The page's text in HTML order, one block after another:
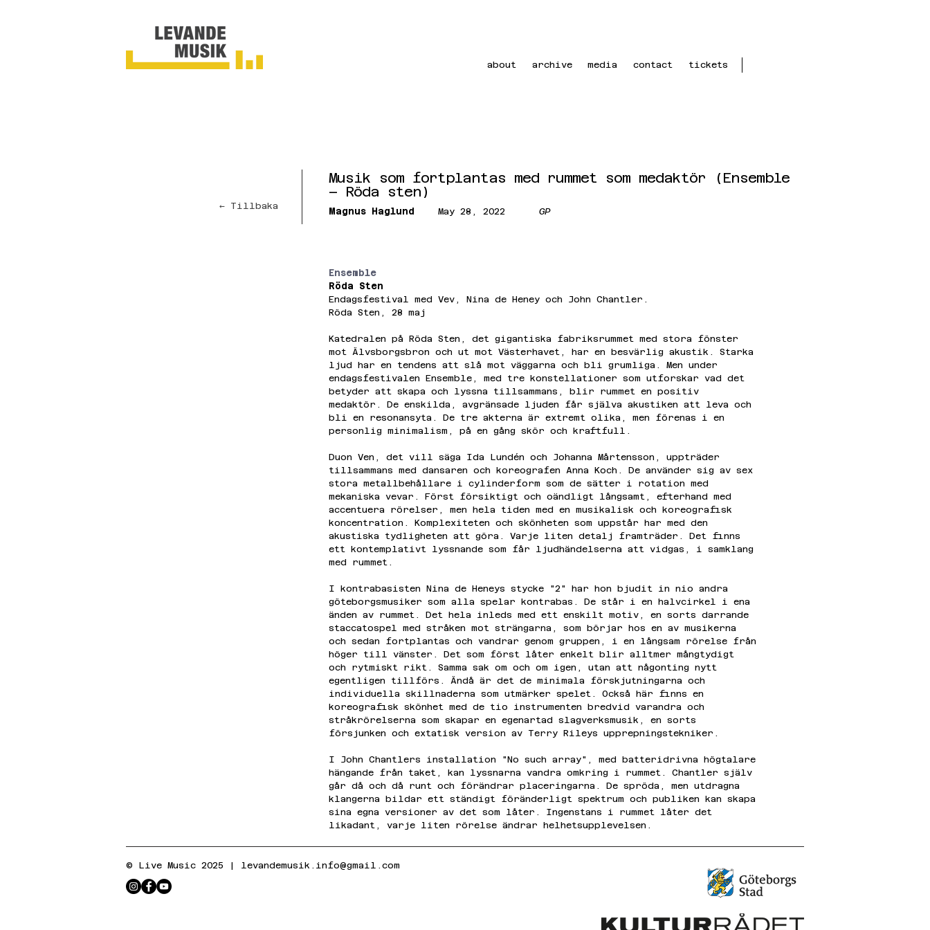
about archive media contact tickets
← Tillbaka
Musik som fortplantas med rummet som medaktör (Ensemble
– Röda sten)
Magnus Haglund May 28, 2022 GP
Ensemble
Röda Sten
Endagsfestival med Vev, Nina de Heney och John Chantler.
Röda Sten, 28 maj
Katedralen på Röda Sten, det gigantiska fabriksrummet med stora fönster
mot Älvsborgsbron och ut mot Västerhavet, har en besvärlig akustik. Starka
ljud har en tendens att slå mot väggarna och bli grumliga. Men under
endagsfestivalen Ensemble, med tre konstellationer som utforskar vad det
betyder att skapa och lyssna tillsammans, blir rummet en positiv
medaktör. De enskilda, avgränsade ljuden får själva akustiken att leva och
bli en resonansyta. De tre akterna är extremt olika, men förenas i en
personlig minimalism, på en gång skör och kraftfull.
Duon Ven, det vill säga Ida Lundén och Johanna Mårtensson, uppträder
tillsammans med dansaren och koreografen Anna Koch. De använder sig av sex
stora metallbehållare i cylinderform som de sätter i rotation med
mekaniska vevar. Först försiktigt och oändligt långsamt, efterhand med
accentuera rörelser, men hela tiden med en musikalisk och koreografisk
koncentration. Komplexiteten och skönheten som uppstår har med den
akustiska tydligheten att göra. Varje liten detalj framträder. Det finns
ett kontemplativt lyssnande som får ljudhändelserna att vidgas, i samklang
med rummet.
I kontrabasisten Nina de Heneys stycke "2" har hon bjudit in nio andra
göteborgsmusiker som alla spelar kontrabas. De står i en halvcirkel i ena
änden av rummet. Det hela inleds med ett enskilt motiv, en sorts darrande
staccatospel med stråken mot strängarna, som börjar hos en av musikerna
och sedan fortplantas och vandrar genom gruppen, i en långsam rörelse från
höger till vänster. Det som först låter enkelt blir alltmer mångtydigt
och rytmiskt rikt. Samma sak om och om igen, utan att någonting nytt
egentligen tillförs. Ändå är det de minimala förskjutningarna och
individuella skillnaderna som utmärker spelet. Också här finns en
koreografisk skönhet med de tio instrumenten bredvid varandra och
stråkrörelserna som skapar en egenartad slagverksmusik, en sorts
försjunken och extatisk version av Terry Rileys upprepningstekniker.
I John Chantlers installation "No such array", med batteridrivna högtalare
hängande från taket, kan lyssnarna vandra omkring i rummet. Chantler själv
går då och då runt och förändrar placeringarna. De spröda, men utdragna
klangerna bildar ett ständigt föränderligt spektrum och publiken kan skapa
sina egna versioner av det som låter. Ingenstans i rummet låter det
likadant, varje liten rörelse ändrar helhetsupplevelsen.
© Live Music 2025 | levandemusik.info@gmail.com